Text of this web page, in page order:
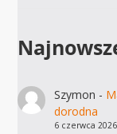
Szymon -
dorodna
6 czerwca 2026